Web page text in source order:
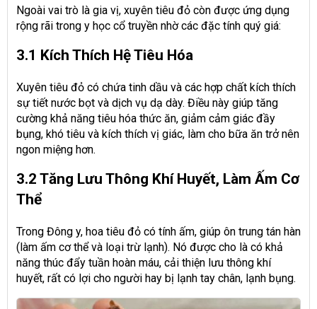
Ngoài vai trò là gia vị, xuyên tiêu đỏ còn được ứng dụng
rộng rãi trong y học cổ truyền nhờ các đặc tính quý giá:
3.1 Kích Thích Hệ Tiêu Hóa
Xuyên tiêu đỏ có chứa tinh dầu và các hợp chất kích thích
sự tiết nước bọt và dịch vụ dạ dày. Điều này giúp tăng
cường khả năng tiêu hóa thức ăn, giảm cảm giác đầy
bụng, khó tiêu và kích thích vị giác, làm cho bữa ăn trở nên
ngon miệng hơn.
3.2 Tăng Lưu Thông Khí Huyết, Làm Ấm Cơ
Thể
Trong Đông y, hoa tiêu đỏ có tính ấm, giúp ôn trung tán hàn
(làm ấm cơ thể và loại trừ lạnh). Nó được cho là có khả
năng thúc đẩy tuần hoàn máu, cải thiện lưu thông khí
huyết, rất có lợi cho người hay bị lạnh tay chân, lạnh bụng.